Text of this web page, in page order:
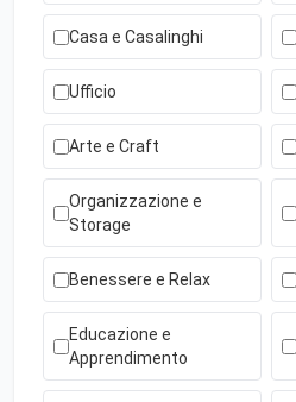
Casa e Casalinghi
Ufficio
Arte e Craft
Organizzazione e
Storage
Benessere e Relax
Educazione e
Apprendimento